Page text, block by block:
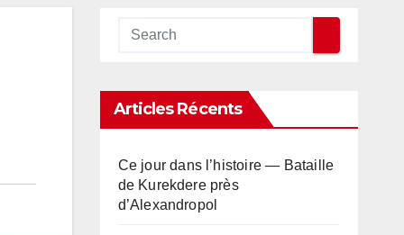
Articles Récents
Ce jour dans l’histoire — Bataille
de Kurekdere près
d’Alexandropol